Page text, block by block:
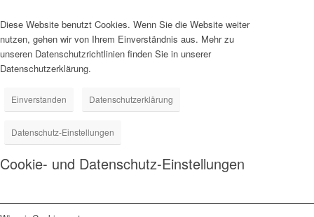
Diese Website benutzt Cookies. Wenn Sie die Website weiter
nutzen, gehen wir von Ihrem Einverständnis aus. Mehr zu
unseren Datenschutzrichtlinien finden Sie in unserer
Datenschutzerklärung.
Einverstanden Datenschutzerklärung
Datenschutz-Einstellungen
Cookie- und Datenschutz-Einstellungen